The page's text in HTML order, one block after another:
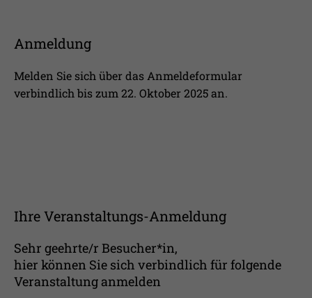
Anmeldung
Melden Sie sich über das Anmeldeformular
verbindlich bis zum 22. Oktober 2025 an.
Ihre Veranstaltungs-Anmeldung
Sehr geehrte/r Besucher*in,
hier können Sie sich verbindlich für folgende
Veranstaltung anmelden